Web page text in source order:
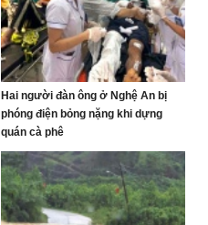
Hai người đàn ông ở Nghệ An bị
phóng điện bỏng nặng khi dựng
quán cà phê